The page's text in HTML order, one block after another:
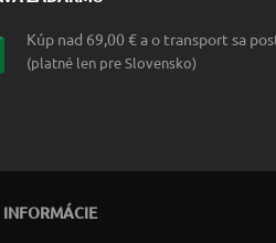
Kúp nad 69,00 € a o transport sa
(platné len pre Slovensko)
INFORMÁCIE